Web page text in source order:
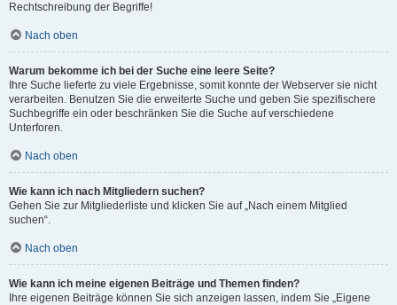
Rechtschreibung der Begriffe!
Nach oben
Warum bekomme ich bei der Suche eine leere Seite?
Ihre Suche lieferte zu viele Ergebnisse, somit konnte der Webserver sie nicht
verarbeiten. Benutzen Sie die erweiterte Suche und geben Sie spezifischere
Suchbegriffe ein oder beschränken Sie die Suche auf verschiedene
Unterforen.
Nach oben
Wie kann ich nach Mitgliedern suchen?
Gehen Sie zur Mitgliederliste und klicken Sie auf „Nach einem Mitglied
suchen“.
Nach oben
Wie kann ich meine eigenen Beiträge und Themen finden?
Ihre eigenen Beiträge können Sie sich anzeigen lassen, indem Sie „Eigene